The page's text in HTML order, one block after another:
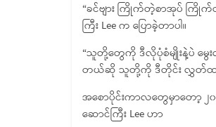
“ခင်ဗျား ကြိုက်တဲ့စာအုပ် ကြိုက်
ကြီး Lee က ပြောခဲ့တာပါ။
“သူတို့တွေကို ဒီလိုပုံစံမျိုးနဲ့ပဲ မွေးလ
တယ်ဆို သူတို့ကို ဒီတိုင်း လွှတ်ထား
အစောပိုင်းကာလတွေမှာတော့ ၂၀
ဆောင်ကြီး Lee ဟာ